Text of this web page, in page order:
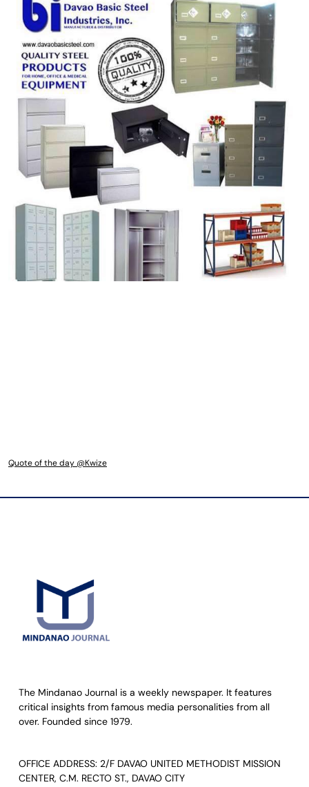
Quote of the day @Kwize
The Mindanao Journal is a weekly newspaper. It features
critical insights from famous media personalities from all
over. Founded since 1979.
OFFICE ADDRESS: 2/F DAVAO UNITED METHODIST MISSION
CENTER, C.M. RECTO ST., DAVAO CITY